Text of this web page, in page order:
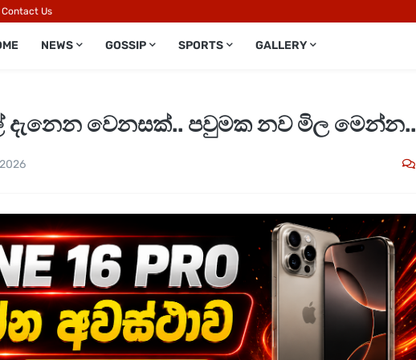
Contact Us
NEWS GOSSIP SPORTS GALLERY
දැනෙන වෙනසක්.. පවුමක නව මිල මෙන්න..